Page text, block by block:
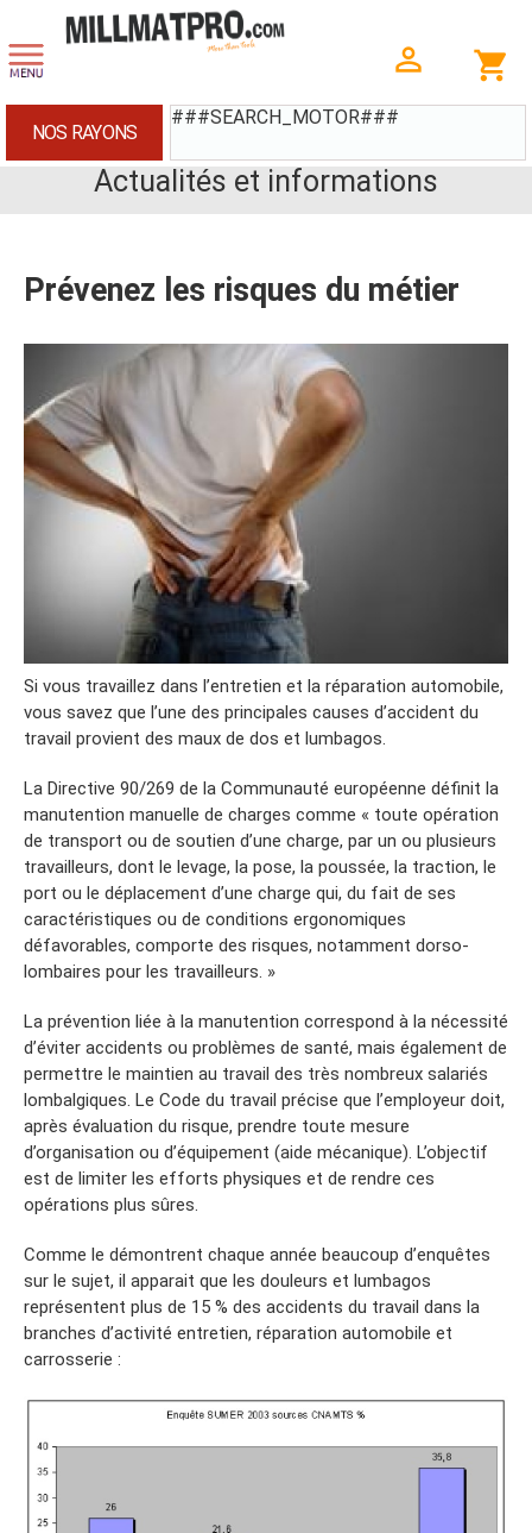
###SEARCH_MOTOR###
NOS RAYONS
Actualités et informations
Prévenez les risques du métier
Si vous travaillez dans l’entretien et la réparation automobile,
vous savez que l’une des principales causes d’accident du
travail provient des maux de dos et lumbagos.
La Directive 90/269 de la Communauté européenne définit la
manutention manuelle de charges comme « toute opération
de transport ou de soutien d’une charge, par un ou plusieurs
travailleurs, dont le levage, la pose, la poussée, la traction, le
port ou le déplacement d’une charge qui, du fait de ses
caractéristiques ou de conditions ergonomiques
défavorables, comporte des risques, notamment dorso-
lombaires pour les travailleurs. »
La prévention liée à la manutention correspond à la nécessité
d’éviter accidents ou problèmes de santé, mais également de
permettre le maintien au travail des très nombreux salariés
lombalgiques. Le Code du travail précise que l’employeur doit,
après évaluation du risque, prendre toute mesure
d’organisation ou d’équipement (aide mécanique). L’objectif
est de limiter les efforts physiques et de rendre ces
opérations plus sûres.
Comme le démontrent chaque année beaucoup d’enquêtes
sur le sujet, il apparait que les douleurs et lumbagos
représentent plus de 15 % des accidents du travail dans la
branches d’activité entretien, réparation automobile et
carrosserie :